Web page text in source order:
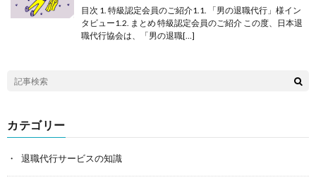
目次 1. 特級認定会員のご紹介1.1. 「男の退職代行」様イン
タビュー1.2. まとめ 特級認定会員のご紹介 この度、日本退
職代行協会は、「男の退職[…]
カテゴリー
退職代行サービスの知識